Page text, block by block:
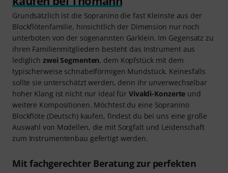
Grundsätzlich ist die Sopranino die fast Kleinste aus der
Blockflötenfamilie, hinsichtlich der Dimension nur noch
unterboten von der sogenannten Garklein. Im Gegensatz zu
ihren Familienmitgliedern besteht das Instrument aus
lediglich zwei Segmenten, dem Kopfstück mit dem
typischerweise schnabelförmigen Mundstück. Keinesfalls
sollte sie unterschätzt werden, denn ihr unverwechselbar
hoher Klang ist nicht nur ideal fürVivaldi-Konzerte und
weitere Kompositionen. Möchtest du eine Sopranino
Blockflöte (Deutsch) kaufen, findest du bei uns eine große
Auswahl von Modellen, die mit Sorgfalt und Leidenschaft
zum Instrumentenbau gefertigt werden.
Mit fachgerechter Beratung zur perfekten